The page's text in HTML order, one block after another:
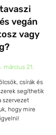
vegán
vagy
március 21.
csírák és
segíthetik
szervezet
hogy mire